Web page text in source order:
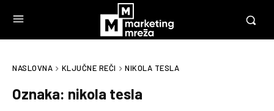
NASLOVNA KLJUČNE REČI NIKOLA TESLA
Oznaka: nikola tesla